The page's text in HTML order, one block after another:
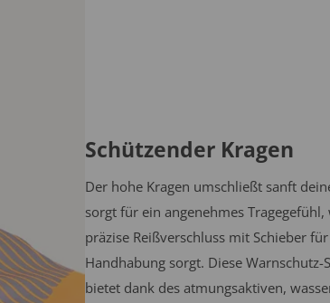
Schützender Kragen
Der hohe Kragen umschließt sanft
sorgt für ein angenehmes
präzise Reißverschluss mit Schieber
Handhabung sorgt. Diese Warnschutz-
bietet dank des atmungsaktiven,